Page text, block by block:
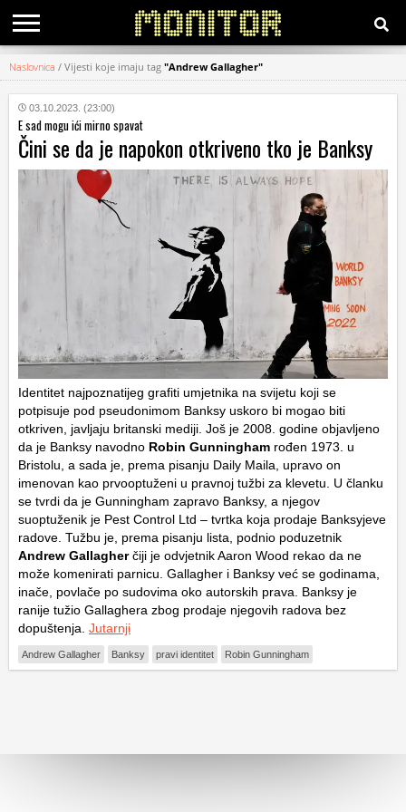
KATEGORIJE
HRVATSKI
WEB
Naslovnica / Vijesti koje imaju tag "Andrew Gallagher"
03.10.2023. (23:00)
E sad mogu ići mirno spavat
Čini se da je napokon otkriveno tko je Banksy
Identitet najpoznatijeg grafiti umjetnika na svijetu koji se
potpisuje pod pseudonimom Banksy uskoro bi mogao biti
otkriven, javljaju britanski mediji. Još je 2008. godine objavljeno
da je Banksy navodno Robin Gunningham rođen 1973. u
Bristolu, a sada je, prema pisanju Daily Maila, upravo on
imenovan kao prvooptuženi u pravnoj tužbi za klevetu. U članku
se tvrdi da je Gunningham zapravo Banksy, a njegov
suoptuženik je Pest Control Ltd – tvrtka koja prodaje Banksyjeve
radove. Tužbu je, prema pisanju lista, podnio poduzetnik
Andrew Gallagherčiji je odvjetnik Aaron Wood rekao da ne
može komenirati parnicu. Gallagher i Banksy već se godinama,
inače, povlače po sudovima oko autorskih prava. Banksy je
ranije tužio Gallaghera zbog prodaje njegovih radova bez
dopuštenja. Jutarnji
Andrew Gallagher Banksy pravi identitet Robin Gunningham